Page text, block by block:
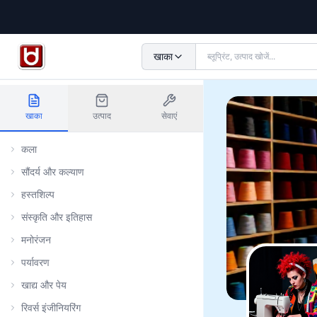
खाका
खाका उत्पाद सेवाएं
कला
सौंदर्य और कल्याण
हस्तशिल्प
संस्कृति और इतिहास
मनोरंजन
पर्यावरण
खाद्य और पेय
रिवर्स इंजीनियरिंग